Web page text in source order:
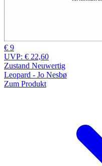
€ 9
UVP: € 22,60
Zustand Neuwertig
Leopard - Jo Nesbø
Zum Produkt